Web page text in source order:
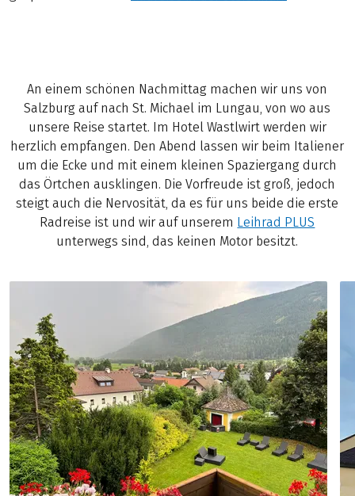
An einem schönen Nachmittag machen wir uns von
Salzburg auf nach St. Michael im Lungau, von wo aus
unsere Reise startet. Im Hotel Wastlwirt werden wir
herzlich empfangen. Den Abend lassen wir beim Italiener
um die Ecke und mit einem kleinen Spaziergang durch
das Örtchen ausklingen. Die Vorfreude ist groß, jedoch
steigt auch die Nervosität, da es für uns beide die erste
Radreise ist und wir auf unserem Leihrad PLUS
unterwegs sind, das keinen Motor besitzt.